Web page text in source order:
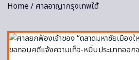
Home/ ศาลอาญากรุงเทพใต้